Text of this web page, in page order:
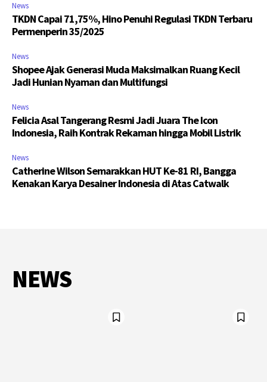
News
TKDN Capai 71,75%, Hino Penuhi Regulasi TKDN Terbaru
Permenperin 35/2025
News
Shopee Ajak Generasi Muda Maksimalkan Ruang Kecil
Jadi Hunian Nyaman dan Multifungsi
News
Felicia Asal Tangerang Resmi Jadi Juara The Icon
Indonesia, Raih Kontrak Rekaman hingga Mobil Listrik
News
Catherine Wilson Semarakkan HUT Ke-81 RI, Bangga
Kenakan Karya Desainer Indonesia di Atas Catwalk
NEWS